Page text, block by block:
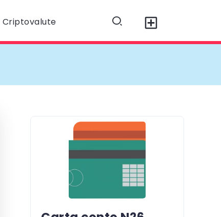
Criptovalute